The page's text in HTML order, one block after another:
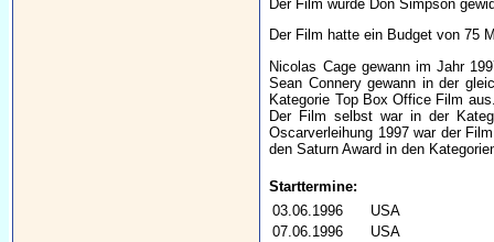
Der Film wurde Don Simpson
Der Film hatte ein Budget von 75
Nicolas Cage gewann im Jahr
Sean Connery gewann in der
Kategorie Top Box Office Film
Der Film selbst war in der
Oscarverleihung 1997 war der
den Saturn Award in den
Starttermine:
03.06.1996
USA
07.06.1996
USA